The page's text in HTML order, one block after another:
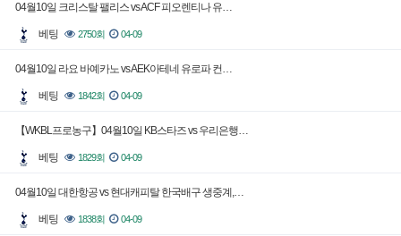
04월10일 크리스탈 팰리스 vs ACF 피오렌티나 유…
베팅 2750회 04-09
04월10일 라요 바예카노 vs AEK아테네 유로파 컨…
베팅 1842회 04-09
【WKBL프로농구】04월10일 KB스타즈 vs 우리은행…
베팅 1829회 04-09
04월10일 대한항공 vs 현대캐피탈 한국배구 생중계,…
베팅 1838회 04-09